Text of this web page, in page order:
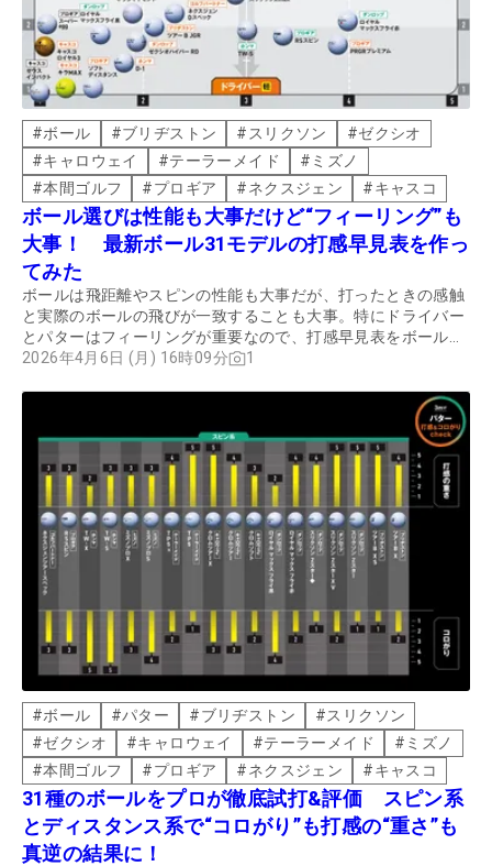
#ボール #ブリヂストン # スリクソン #ゼクシオ
#キャロウェイ #テーラーメイド # ミズノ
#本間ゴルフ #プロギア #ネクスジェン #キャスコ
ボール選びは性能も大事だけど“フィーリング”も
大事！ 最新ボール31モデルの打感早見表を作っ
てみた
ボールは飛距離やスピンの性能も大事だが、打ったときの感触
と実際のボールの飛びが一致することも大事。特にドライバー
とパターはフィーリングが重要なので、打感早見表をボール選
びの参考にしよう。
2026年4月6日 (月) 16時09分 1
#ボール #パター #ブリヂストン #スリクソン
#ゼクシオ #キャロウェイ #テーラーメイド # ミズノ
#本間ゴルフ #プロギア #ネクスジェン #キャスコ
31種のボールをプロが徹底試打&評価 スピン系
とディスタンス系で“コロがり”も打感の“重さ”も
真逆の結果に！